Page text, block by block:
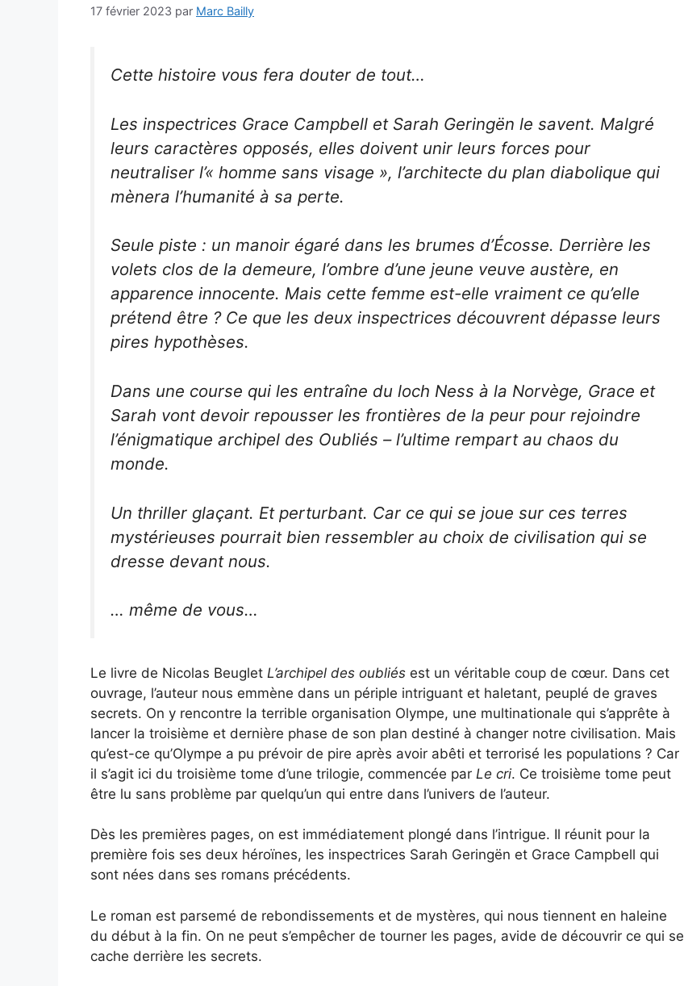
17 février 2023 par Marc Bailly
Cette histoire vous fera douter de tout…
Les inspectrices Grace Campbell et Sarah Geringën le savent. Malgré
leurs caractères opposés, elles doivent unir leurs forces pour
neutraliser l’« homme sans visage », l’architecte du plan diabolique qui
mènera l’humanité à sa perte.
Seule piste : un manoir égaré dans les brumes d’Écosse. Derrière les
volets clos de la demeure, l’ombre d’une jeune veuve austère, en
apparence innocente. Mais cette femme est-elle vraiment ce qu’elle
prétend être ? Ce que les deux inspectrices découvrent dépasse leurs
pires hypothèses.
Dans une course qui les entraîne du loch Ness à la Norvège, Grace et
Sarah vont devoir repousser les frontières de la peur pour rejoindre
l’énigmatique archipel des Oubliés – l’ultime rempart au chaos du
monde.
Un thriller glaçant. Et perturbant. Car ce qui se joue sur ces terres
mystérieuses pourrait bien ressembler au choix de civilisation qui se
dresse devant nous.
… même de vous…
Le livre de Nicolas Beuglet L’archipel des oubliés est un véritable coup de cœur. Dans cet
ouvrage, l’auteur nous emmène dans un périple intriguant et haletant, peuplé de graves
secrets. On y rencontre la terrible organisation Olympe, une multinationale qui s’apprête à
lancer la troisième et dernière phase de son plan destiné à changer notre civilisation. Mais
qu’est-ce qu’Olympe a pu prévoir de pire après avoir abêti et terrorisé les populations ? Car
il s’agit ici du troisième tome d’une trilogie, commencée par Le cri. Ce troisième tome peut
être lu sans problème par quelqu’un qui entre dans l’univers de l’auteur.
Dès les premières pages, on est immédiatement plongé dans l’intrigue. Il réunit pour la
première fois ses deux héroïnes, les inspectrices Sarah Geringën et Grace Campbell qui
sont nées dans ses romans précédents.
Le roman est parsemé de rebondissements et de mystères, qui nous tiennent en haleine
du début à la fin. On ne peut s’empêcher de tourner les pages, avide de découvrir ce qui se
cache derrière les secrets.